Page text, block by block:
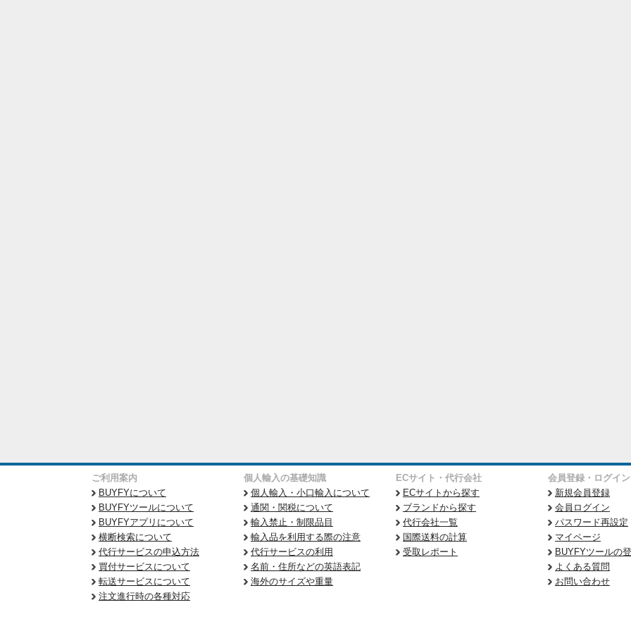
ご利用案内
BUYFYについて
BUYFYツールについて
BUYFYアプリについて
横断検索について
代行サービスの申込方法
買付サービスについて
転送サービスについて
注文進行時の各種対応
個人輸入の基礎知識
個人輸入・小口輸入について
通関・関税について
輸入禁止・制限品目
輸入品を利用する際の注意
代行サービスの利用
名前・住所などの英語表記
海外のサイズや重量
ECサイト・代行会社
ECサイトから探す
ブランドから探す
代行会社一覧
国際送料の計算
受取レポート
会員登録・ログイン
新規会員登録
会員ログイン
パスワード再設定
マイページ
BUYFYツールの
よくある質問
お問い合わせ